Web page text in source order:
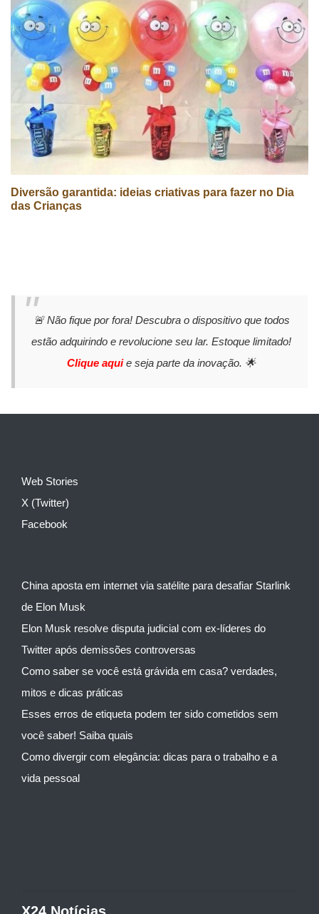
Diversão garantida: ideias criativas para fazer no Dia
das Crianças
🚨 Não fique por fora! Descubra o dispositivo que todos
estão adquirindo e revolucione seu lar. Estoque limitado!
Clique aquie seja parte da inovação. 🌟
Web Stories
X (Twitter)
Facebook
China aposta em internet via satélite para desafiar Starlink
de Elon Musk
Elon Musk resolve disputa judicial com ex-líderes do
Twitter após demissões controversas
Como saber se você está grávida em casa? verdades,
mitos e dicas práticas
Esses erros de etiqueta podem ter sido cometidos sem
você saber! Saiba quais
Como divergir com elegância: dicas para o trabalho e a
vida pessoal